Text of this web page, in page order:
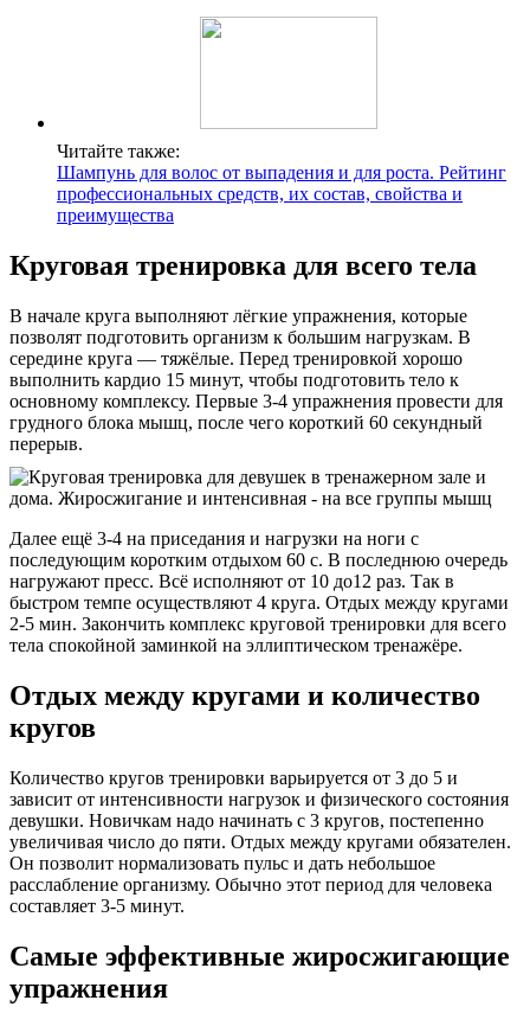
Читайте также:
Шампунь для волос от выпадения и для роста. Рейтинг
профессиональных средств, их состав, свойства и
преимущества
Круговая тренировка для всего тела
В начале круга выполняют лёгкие упражнения, которые
позволят подготовить организм к большим нагрузкам. В
середине круга — тяжёлые. Перед тренировкой хорошо
выполнить кардио 15 минут, чтобы подготовить тело к
основному комплексу. Первые 3-4 упражнения провести для
грудного блока мышц, после чего короткий 60 секундный
перерыв.
Далее ещё 3-4 на приседания и нагрузки на ноги с
последующим коротким отдыхом 60 с. В последнюю очередь
нагружают пресс. Всё исполняют от 10 до12 раз. Так в
быстром темпе осуществляют 4 круга. Отдых между кругами
2-5 мин. Закончить комплекс круговой тренировки для всего
тела спокойной заминкой на эллиптическом тренажёре.
Отдых между кругами и количество
кругов
Количество кругов тренировки варьируется от 3 до 5 и
зависит от интенсивности нагрузок и физического состояния
девушки. Новичкам надо начинать с 3 кругов, постепенно
увеличивая число до пяти. Отдых между кругами обязателен.
Он позволит нормализовать пульс и дать небольшое
расслабление организму. Обычно этот период для человека
составляет 3-5 минут.
Самые эффективные жиросжигающие
упражнения